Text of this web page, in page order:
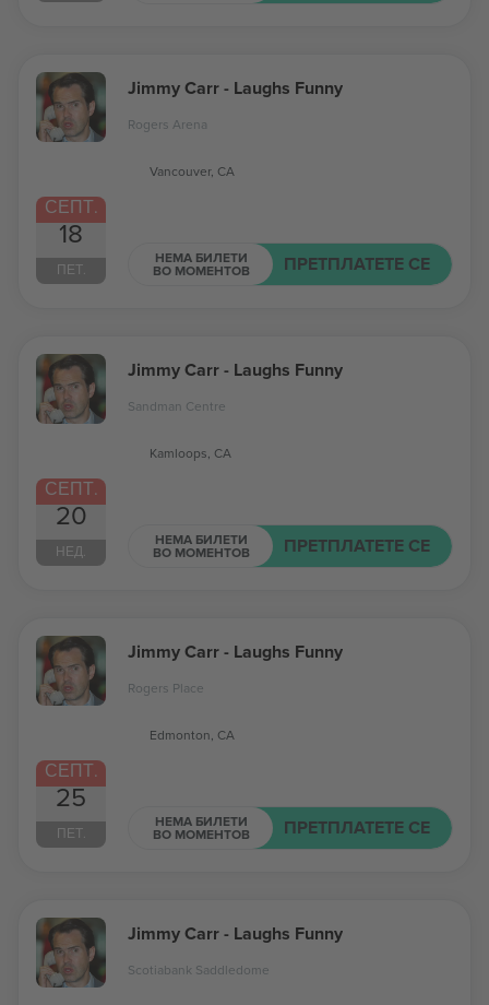
СЕПТ.
18
ПЕТ.
Jimmy Carr - Laughs Funny
Rogers Arena
Vancouver, CA
НЕМА БИЛЕТИ
ВО МОМЕНТОВ ПРЕТПЛАТЕТЕ СЕ
СЕПТ.
20
НЕД.
Jimmy Carr - Laughs Funny
Sandman Centre
Kamloops, CA
НЕМА БИЛЕТИ
ВО МОМЕНТОВ ПРЕТПЛАТЕТЕ СЕ
СЕПТ.
25
ПЕТ.
Jimmy Carr - Laughs Funny
Rogers Place
Edmonton, CA
НЕМА БИЛЕТИ
ВО МОМЕНТОВ ПРЕТПЛАТЕТЕ СЕ
Jimmy Carr - Laughs Funny
Scotiabank Saddledome